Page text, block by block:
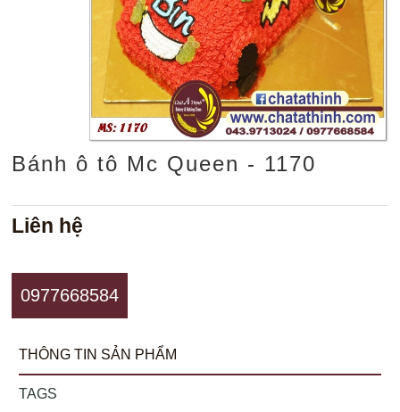
Bánh ô tô Mc Queen - 1170
Liên hệ
0977668584
THÔNG TIN SẢN PHẨM
TAGS